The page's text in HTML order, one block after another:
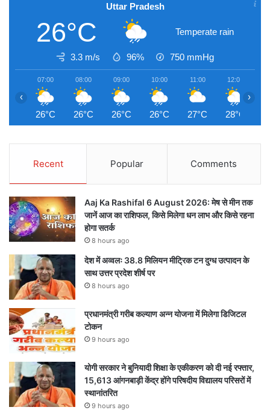
Uttar Pradesh
26°C Temperate rain
3.3 m/s 96% 750 mmHg
07:00
26°C
08:00
26°C
09:00
26°C
10:00
26°C
11:00
27°C
12:00
28°C
‹ ›
Recent Popular Comments
Aaj Ka Rashifal 6 August 2026: मेष से मीन तक
जानें आज का राशिफल, किसे मिलेगा धन लाभ और किसे रहना
होगा सतर्क
8 hours ago
देश में अव्वलः 38.8 मिलियन मीट्रिक टन दुग्ध उत्पादन के
साथ उत्तर प्रदेश शीर्ष पर
8 hours ago
प्रधानमंत्री गरीब कल्याण अन्न योजना में मिलेगा डिजिटल
टोकन
9 hours ago
योगी सरकार ने बुनियादी शिक्षा के एकीकरण को दी नई रफ्तार,
15,613 आंगनबाड़ी केंद्र होंगे परिषदीय विद्यालय परिसरों में
स्थानांतरित
9 hours ago